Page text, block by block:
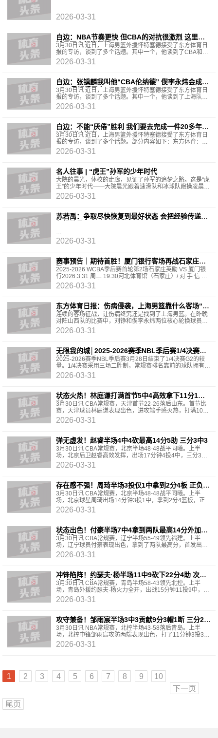
2026-03-31
白边：NBA节奏更快 但CBA的对抗很激烈 这里的
球员不会频繁假摔
3月30日讯 近日，上海男篮外援怀特塞德接受了东方体育日
报的专访，谈到了多个话题。其中一个，他谈到了CBA和
NBA的区别。东方体育：你觉得CBA和NBA有什么区别？怀
特
2026-03-31
白边：张镇麟我叫他“CBA伦纳德” 偰李永炜会成
CBA最好后卫之一
3月30日讯 近日，上海男篮外援怀特塞德接受了东方体育日
报的专访，谈到了多个话题。其中一个，他谈到了上海队内
的一些国内球员。东方体育：我看到不管场上还是场
2026-03-31
白边：不能“厌倦”胜利 我们要去完成一件20多年都
没做到过的事
3月30日讯 近日，上海男篮外援怀特塞德接受了东方体育日
报的专访，谈到了多个话题。部分内容如下：东方体育：很
多人都好奇你和上海男篮之间的渊源，能分享一下当初
2026-03-31
名人往事 | “虎王”孙军的少年时代
大院的晨光，体校的走廊，见证了孙军的追梦之路。这是“虎
王”的少年时代——大院晨光跟着速滑队和冰球队跑操凌晨5
点半，长春市体训班运动员宿舍大院。天还浸在
2026-03-31
苏若禹：争取尽快恢复到最好状态 会把经验传递给
2026-03-31
赛事预告｜期待首胜！厦门银行客场再战石家庄英
励
2025-2026 WCBA季后赛首轮第2场石家庄英励 VS 厦门银
行2026.3.31 周二 19:30河北体育馆（石家庄）/ 对 手 信 息 /
石家庄英励：常规赛战绩为7胜15负积29分，在
2026-03-31
东方体育日报：伤病侵袭，上海男篮靠什么客场“双
杀”山西？
连续的客场征战，让伤病终究还是找到了上海男篮。在昨晚
对阵山西队的比赛中，刘铮和偰李永炜两位核心轮换球员均
因伤高挂免战牌。与此同时，旅途奔波带来的疲态
2026-03-31
无限我的城│2025-2026赛季NBL季后赛1/4决赛G2
战报
2025-2026赛季NBL季后赛3月28日结束了1/4决赛G2的较
量。1/4决赛采用三场二胜制，常规赛排名靠前的球队拥有两
个主场。积分榜四支上位球队中，香港金牛和江西鲸
2026-03-31
状态火热！林庭谦打满首节5中4高效拿下11分1助1
断
3月30日讯 CBA常规赛，天津首节22-26落后山东。首节比
赛，天津球员林庭谦表现出色，进攻端手感火热，打满10分
钟，投篮5中4，三分球2中2，罚球2中1，拿到11分1助攻1
抢断的
2026-03-31
弹无虚发！赵睿半场4中4砍最高14分5助 三分3中3
3月30日讯 CBA常规赛，北京半场48-48战平同曦。上半
场，北京后卫赵睿高效发挥，出场17分钟4投4中，三分3中
3、罚球3中3拿到半场最高14分外加2篮板5助攻2抢断，正
负值
2026-03-31
存在感不强！周琦半场3投仅1中拿到2分4板 正负值
+4
3月30日讯 CBA常规赛，北京半场48-48战平同曦。上半
场，北京球星周琦出场14分钟3投1中，拿到2分4篮板，正负
值+4。
2026-03-31
状态出色！付豪半场7中4拿到两队最高14分外加2
板1断
3月30日讯 CBA常规赛，辽宁半场55-49领先福建。上半
场，辽宁球员付豪表现出色，拿到了两队最高分，首发出战
16分钟，投篮7中4，三分球1中0，罚球6中6，拿到14分2篮
板1抢断
2026-03-31
冲锋陷阵！约瑟夫·杨半场11中9砍下22分4助 次节9
中8独得18分
3月30日讯 CBA常规赛，青岛半场58-43领先北控。上半
场，青岛外援约瑟夫·杨火力全开，出战15分钟11投9中，三
分3中1、罚球4中3拿到22分1篮板4助攻1抢断，正负值
+13。
2026-03-31
攻守兼备！邹雨宸半场3中3贡献9分3帽1断 三分2中
2
3月30日讯 NBA常规赛，北控半场43-58落后青岛。上半
场，北控中锋邹雨宸攻防两端表现出色，打了11分钟3投3
中，三分2中2、罚球1中1贡献9分1篮板1抢断3盖帽，正负
值-10
2026-03-31
1 2 3 4 5 6 7 8 9
10
下一页
尾页